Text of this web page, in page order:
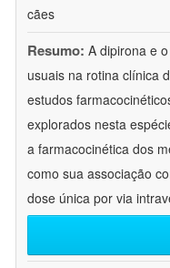
cães
Resumo: A dipirona e
usuais na rotina clínica
estudos
explorados nesta
a farmacocinética dos
como sua associação
dose única por via